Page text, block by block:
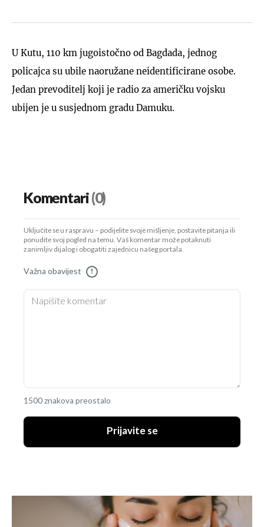
U Kutu, 110 km jugoistočno od Bagdada, jednog
policajca su ubile naoružane neidentificirane osobe.
Jedan prevoditelj koji je radio za američku vojsku
ubijen je u susjednom gradu Damuku.
Komentari(0)
Uključite se u raspravu – podijelite svoje mišljenje, postavite pitanja ili
ponudite svoj pogled na temu. Vaš komentar može potaknuti
zanimljiv dijalog i obogatiti zajednicu našeg portala.
Važna obavijest !
1500 znakova preostalo
Prijavite se